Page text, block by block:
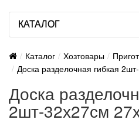
КАТАЛОГ
Каталог Хозтовары
Доска разделочная гибкая
Доска
2шт-32х27см